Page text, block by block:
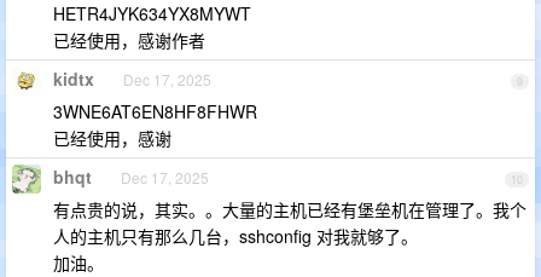
HETR4JYK634YX8MYWT
已经使用，感谢作者
9
kidtx Dec 17, 2025
3WNE6AT6EN8HF8FHWR
已经使用，感谢
10
bhqt Dec 17, 2025
有点贵的说，其实。。大量的主机已经有堡垒机在管理了。我个
人的主机只有那么几台，sshconfig 对我就够了。
加油。